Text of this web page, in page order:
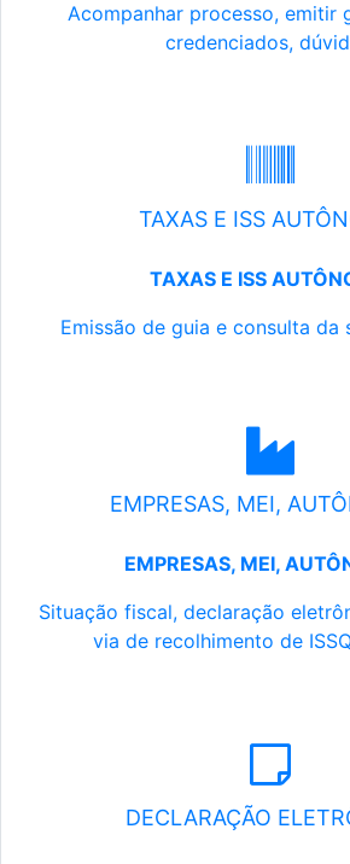
Acompanhar processo, emitir
credenciados,
TAXAS E ISS
TAXAS E ISS
Emissão de guia e consulta da
EMPRESAS, MEI,
EMPRESAS, MEI,
Situação fiscal, declaração
via de recolhimento de
DECLARAÇÃO